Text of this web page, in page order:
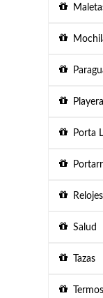
Porta
Relojes
Salud
Tazas